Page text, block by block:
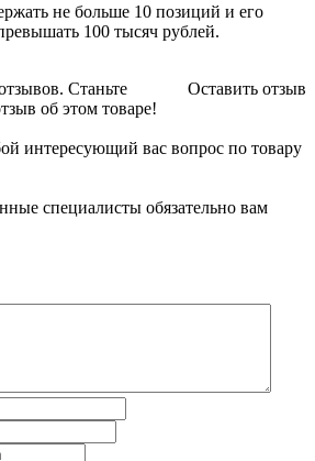
не больше 10 позиций и его
100 тысяч рублей.
Оставить отзыв
Станьте
об этом товаре!
интересующий вас вопрос по товару
специалисты обязательно вам